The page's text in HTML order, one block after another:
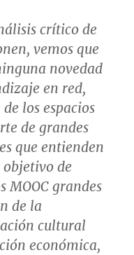
crítico de
vemos que
novedad
en red,
los espacios
de grandes
que entienden
de
MOOC grandes
de la
cultural
económica,